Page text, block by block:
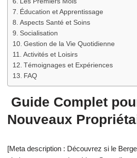
Éducation et Apprentissage
Aspects Santé et Soins
Socialisation
Gestion de la Vie Quotidienne
Activités et Loisirs
Témoignages et Expériences
FAQ
Guide Complet
Nouveaux
[Meta description : Découvrez si le